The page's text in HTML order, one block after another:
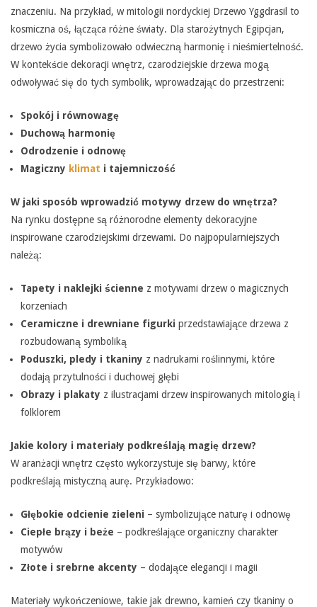
znaczeniu. Na przykład, w mitologii nordyckiej Drzewo Yggdrasil to
kosmiczna oś, łącząca różne światy. Dla starożytnych Egipcjan,
drzewo życia symbolizowało odwieczną harmonię i nieśmiertelność.
W kontekście dekoracji wnętrz, czarodziejskie drzewa mogą
odwoływać się do tych symbolik, wprowadzając do przestrzeni:
Spokój i równowagę
Duchową harmonię
Odrodzenie i odnowę
Magiczny klimat i tajemniczość
W jaki sposób wprowadzić motywy drzew do wnętrza?
Na rynku dostępne są różnorodne elementy dekoracyjne
inspirowane czarodziejskimi drzewami. Do najpopularniejszych
należą:
Tapety i naklejki ścienne z motywami drzew o magicznych
korzeniach
Ceramiczne i drewniane figurki przedstawiające drzewa z
rozbudowaną symboliką
Poduszki, pledy i tkaniny z nadrukami roślinnymi, które
dodają przytulności i duchowej głębi
Obrazy i plakaty z ilustracjami drzew inspirowanych mitologią i
folklorem
Jakie kolory i materiały podkreślają magię drzew?
W aranżacji wnętrz często wykorzystuje się barwy, które
podkreślają mistyczną aurę. Przykładowo:
Głębokie odcienie zieleni – symbolizujące naturę i odnowę
Ciepłe brązy i beże – podkreślające organiczny charakter
motywów
Złote i srebrne akcenty – dodające elegancji i magii
Materiały wykończeniowe, takie jak drewno, kamień czy tkaniny o